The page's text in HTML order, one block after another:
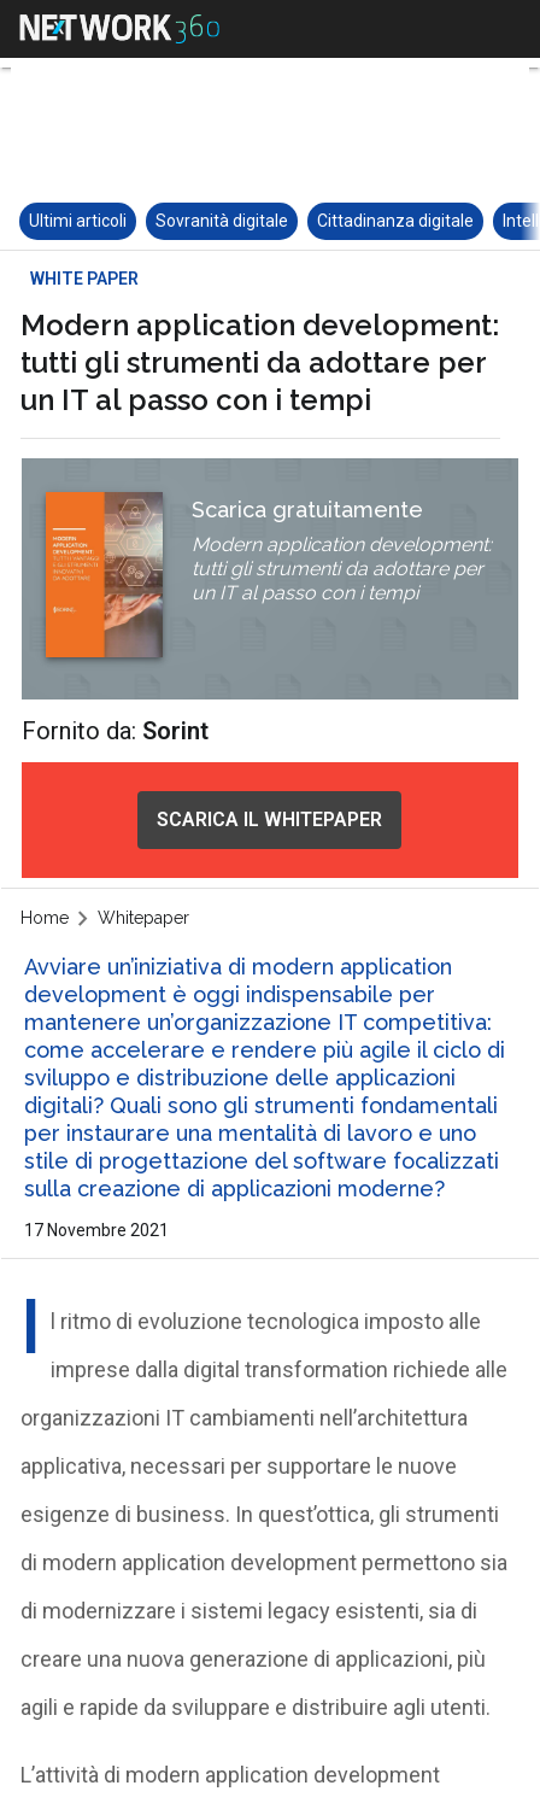
Ultimi articoli Sovranità digitale Cittadinanza digitale
WHITE PAPER
Modern application development:
tutti gli strumenti da adottare per
un IT al passo con i tempi
Scarica gratuitamente
Modern application development:
tutti gli strumenti da adottare per
un IT al passo con i tempi
Fornito da: Sorint
SCARICA IL WHITEPAPER
Home Whitepaper
Avviare un’iniziativa di modern application
development è oggi indispensabile per
mantenere un’organizzazione IT competitiva:
come accelerare e rendere più agile il ciclo di
sviluppo e distribuzione delle applicazioni
digitali? Quali sono gli strumenti fondamentali
per instaurare una mentalità di lavoro e uno
stile di progettazione del software focalizzati
sulla creazione di applicazioni moderne?
17 Novembre 2021
I
l ritmo di evoluzione tecnologica imposto alle
imprese dalla digital transformation richiede alle
organizzazioni IT cambiamenti nell’architettura
applicativa, necessari per supportare le nuove
esigenze di business. In quest’ottica, gli strumenti
di modern application development permettono sia
di modernizzare i sistemi legacy esistenti, sia di
creare una nuova generazione di applicazioni, più
agili e rapide da sviluppare e distribuire agli utenti.
L’attività di modern application development